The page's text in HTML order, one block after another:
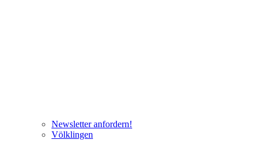
Newsletter anfordern!
Völklingen